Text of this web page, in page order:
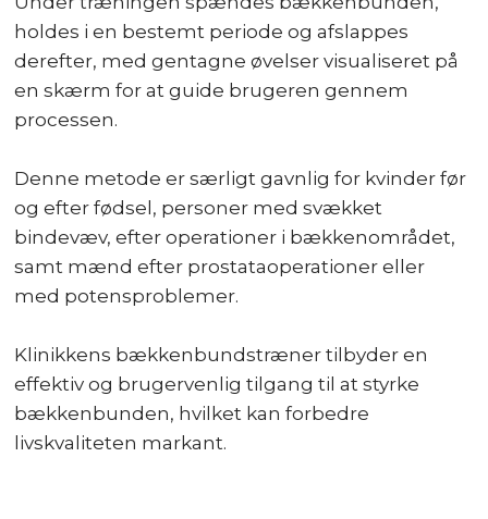
holdes i en bestemt periode og afslappes
derefter, med gentagne øvelser visualiseret på
en skærm for at guide brugeren gennem
processen.
Denne metode er særligt gavnlig for kvinder før
og efter fødsel, personer med svækket
bindevæv, efter operationer i bækkenområdet,
samt mænd efter prostataoperationer eller
med potensproblemer.
Klinikkens bækkenbundstræner tilbyder en
effektiv og brugervenlig tilgang til at styrke
bækkenbunden, hvilket kan forbedre
livskvaliteten markant.​​